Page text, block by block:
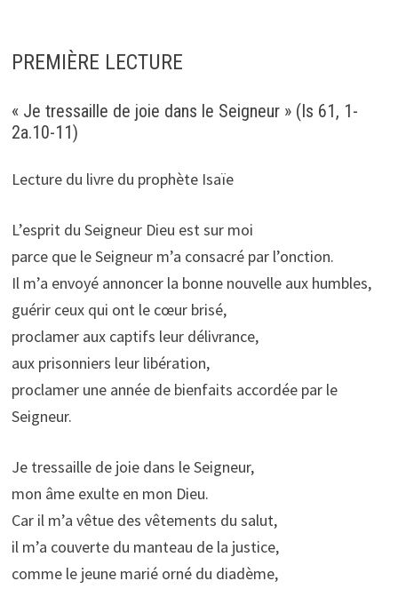
PREMIÈRE LECTURE
« Je tressaille de joie dans le Seigneur » (Is 61, 1-
2a.10-11)
Lecture du livre du prophète Isaïe
L’esprit du Seigneur Dieu est sur moi
parce que le Seigneur m’a consacré par l’onction.
Il m’a envoyé annoncer la bonne nouvelle aux humbles,
guérir ceux qui ont le cœur brisé,
proclamer aux captifs leur délivrance,
aux prisonniers leur libération,
proclamer une année de bienfaits accordée par le
Seigneur.
Je tressaille de joie dans le Seigneur,
mon âme exulte en mon Dieu.
Car il m’a vêtue des vêtements du salut,
il m’a couverte du manteau de la justice,
comme le jeune marié orné du diadème,